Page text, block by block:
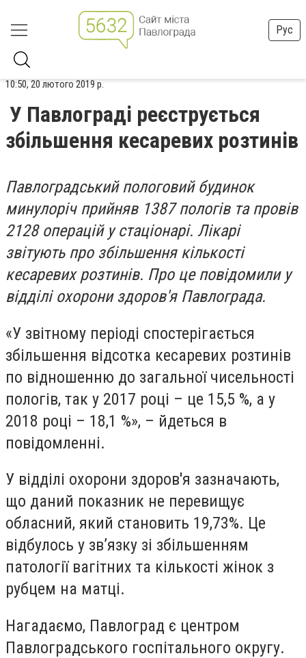
Рус
10:50, 20 лютого 2019 р.
У Павлограді реєструється
збільшення кесаревих розтинів
Павлоградський пологовий будинок
минулоріч прийняв 1387 пологів та провів
2128 операцій у стаціонарі. Лікарі
звітують про збільшення кількості
кесаревих розтинів. Про це повідомили у
відділі охорони здоров'я Павлограда.
«У звітному періоді спостерігається
збільшення відсотка кесаревих розтинів
по відношенню до загальної чисельності
пологів, так у 2017 році – це 15,5 %, а у
2018 році – 18,1 %», – йдеться в
повідомленні.
У відділі охорони здоров'я зазначають,
що даний показник не перевищує
обласний, який становить 19,73%. Це
відбулось у зв’язку зі збільшенням
патології вагітних та кількості жінок з
рубцем на матці.
Нагадаємо, Павлоград є центром
Павлоградського госпітального округу.